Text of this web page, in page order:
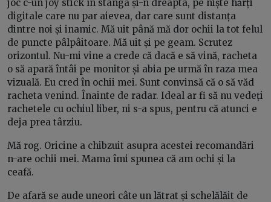
joc c-un joy stick în stânga și-n dreapta, pe niște hărți
digitale care nu par aievea, dar care sunt distanța
dintre noi și inamic. Mă uit până mă dor ochii la tot felul
de puncte pâlpâitoare. Mă uit și pe geam. Scrutez
orizontul. Nu-mi vine a crede că dacă e să vină, racheta
o să apară întâi pe monitor și abia pe urmă în raza mea
vizuală. Eu cred în ochii mei. Sunt convinsă că o să văd
racheta venind. Înainte de radar. Ideal ar fi să nu vedeți
rachetele cu ochiul liber, ni s-a spus, pentru că atunci e
deja prea târziu.
Mă rog. Oricine a chibzuit asupra acestei recomandări
n-are ochii mei. Mama îmi spunea că am ochi și la
ceafă.
De afară se aude uneori câte un lătrat și schelălăit de